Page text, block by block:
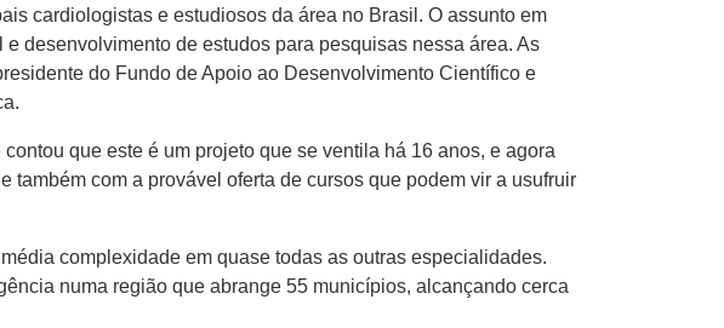
cardiologistas e estudiosos da área no Brasil. O assunto em
desenvolvimento de estudos para pesquisas nessa área. As
do Fundo de Apoio ao Desenvolvimento Científico e
que este é um projeto que se ventila há 16 anos, e agora
com a provável oferta de cursos que podem vir a usufruir
complexidade em quase todas as outras especialidades.
numa região que abrange 55 municípios, alcançando cerca